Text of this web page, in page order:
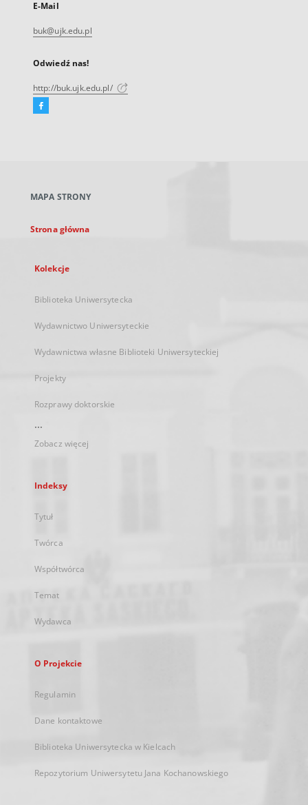
E-Mail
buk@ujk.edu.pl
Odwiedź nas!
http://buk.ujk.edu.pl/
Facebook
karcie
MAPA STRONY
Strona główna
Kolekcje
Biblioteka Uniwersytecka
Wydawnictwo Uniwersyteckie
Wydawnictwa własne Biblioteki Uniwersyteckiej
Projekty
Rozprawy doktorskie
...
Zobacz więcej
Indeksy
Tytuł
Twórca
Współtwórca
Temat
Wydawca
O Projekcie
Regulamin
Dane kontaktowe
Biblioteka Uniwersytecka w Kielcach
Repozytorium Uniwersytetu Jana Kochanowskiego